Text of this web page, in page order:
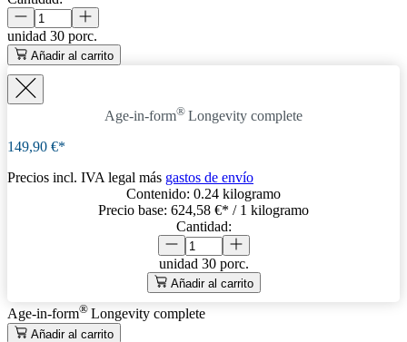
unidad 30 porc.
Añadir al carrito
Age-in-form® Longevity complete
149,90 €*
Precios incl. IVA legal más gastos de envío
Contenido: 0.24 kilogramo
Precio base: 624,58 €* / 1 kilogramo
Cantidad:
unidad 30 porc.
Añadir al carrito
Age-in-form® Longevity complete
Añadir al carrito